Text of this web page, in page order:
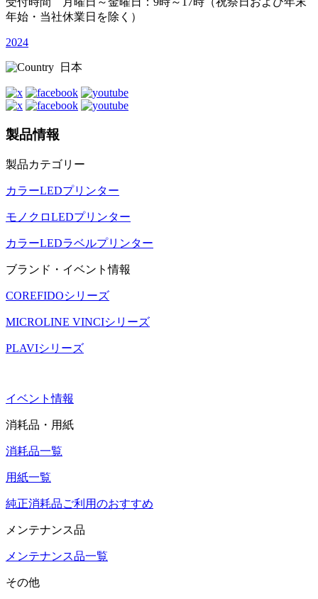
年始・当社休業日を除く）
2024
日本
製品情報
製品カテゴリー
カラーLEDプリンター
モノクロLEDプリンター
カラーLEDラベルプリンター
ブランド・イベント情報
COREFIDOシリーズ
MICROLINE VINCIシリーズ
PLAVIシリーズ
イベント情報
消耗品・用紙
消耗品一覧
用紙一覧
純正消耗品ご利用のおすすめ
メンテナンス品
メンテナンス品一覧
その他